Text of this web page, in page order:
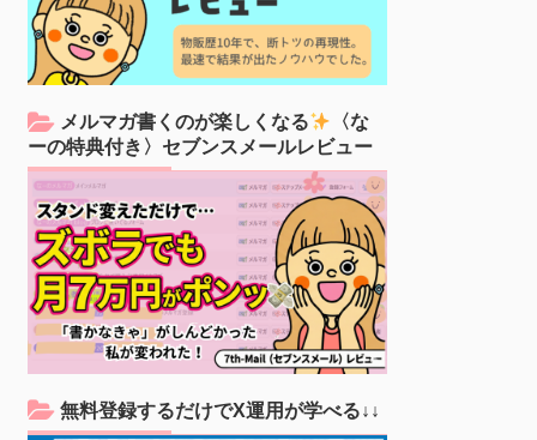
メルマガ書くのが楽しくなる
〈な
ーの特典付き〉セブンスメールレビュー
無料登録するだけでX運用が学べる↓↓